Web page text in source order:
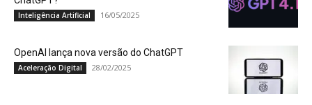
Inteligência Artificial 16/05/2025
OpenAI lança nova versão do ChatGPT
Aceleração Digital 28/02/2025